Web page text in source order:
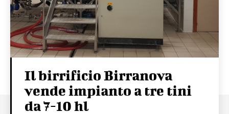
Il birrificio Birranova
vende impianto a tre tini
da 7-10 hl